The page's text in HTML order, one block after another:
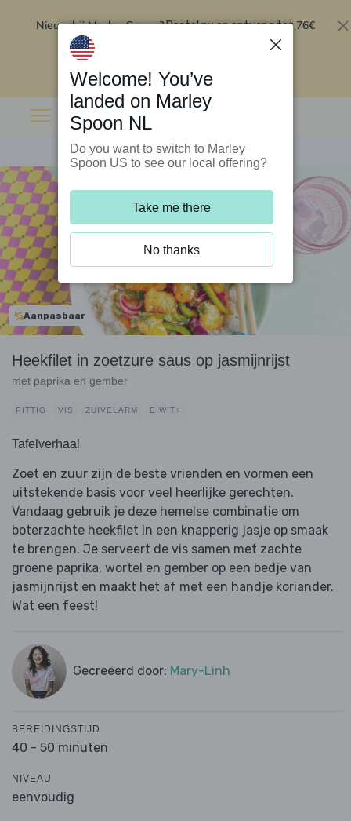
Nieuw bij Marley Spoon?Bestel nu en ontvang tot 76€
Aanpasbaar
Heekfilet in zoetzure saus op jasmijnrijst
met paprika en gember
PITTIG VIS ZUIVELARM EIWIT+
Tafelverhaal
Zoet en zuur zijn de beste vrienden en vormen een
uitstekende basis voor veel heerlijke gerechten.
Vandaag gebruik je deze hemelse combinatie om
boterzachte heekfilet in een knapperig jasje op smaak
te brengen. Je serveert de vis samen met zachte
groene paprika, wortel en gember op een bedje van
jasmijnrijst en maakt het af met een handje koriander.
Wat een feest!
Gecreëerd door: Mary-Linh
BEREIDINGSTIJD
40 - 50 minuten
NIVEAU
eenvoudig
Welcome! You’ve
landed on Marley
Spoon NL
Do you want to switch to Marley
Spoon US to see our local offering?
Take me there
No thanks